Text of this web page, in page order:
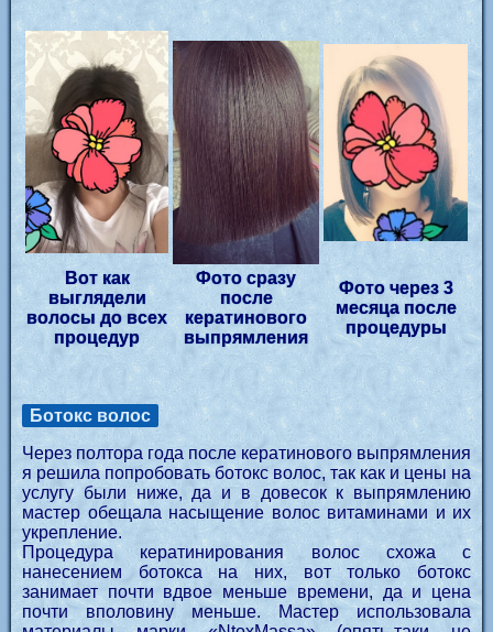
Вот как
выглядели
волосы до всех
процедур
Фото сразу
после
кератинового
выпрямления
Фото через 3
месяца после
процедуры
Ботокс волос
Через полтора года после кератинового выпрямления
я решила попробовать ботокс волос, так как и цены на
услугу были ниже, да и в довесок к выпрямлению
мастер обещала насыщение волос витаминами и их
укрепление.
Процедура кератинирования волос схожа с
нанесением ботокса на них, вот только ботокс
занимает почти вдвое меньше времени, да и цена
почти вполовину меньше. Мастер использовала